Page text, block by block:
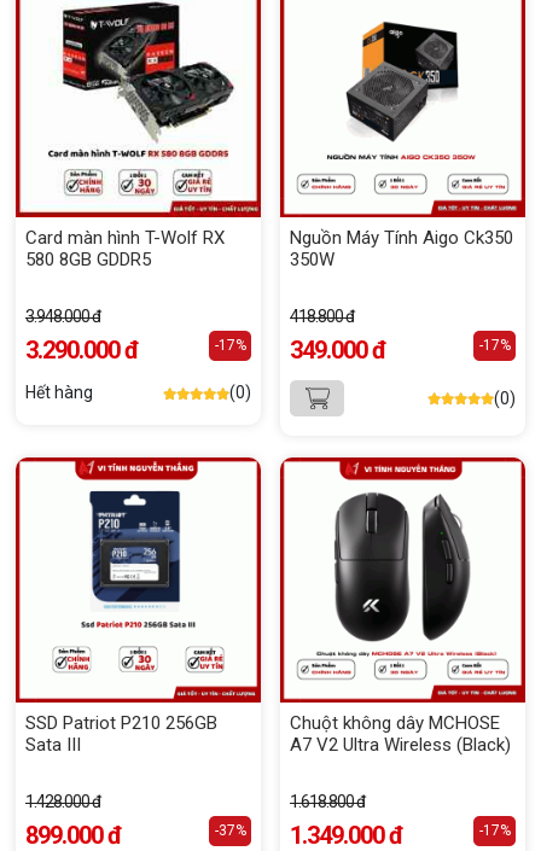
Card màn hình T-Wolf RX
580 8GB GDDR5
3.948.000 đ
3.290.000 đ -17%
Hết hàng (0)
Nguồn Máy Tính Aigo Ck350
350W
418.800 đ
349.000 đ -17%
(0)
SSD Patriot P210 256GB
Sata III
1.428.000 đ
899.000 đ -37%
Chuột không dây MCHOSE
A7 V2 Ultra Wireless (Black)
1.618.800 đ
1.349.000 đ -17%